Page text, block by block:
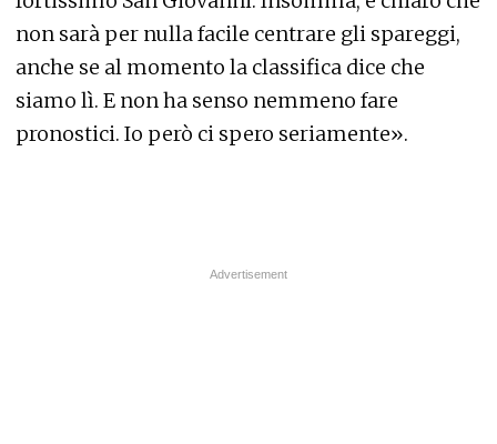
non sarà per nulla facile centrare gli spareggi,
anche se al momento la classifica dice che
siamo lì. E non ha senso nemmeno fare
pronostici. Io però ci spero seriamente».